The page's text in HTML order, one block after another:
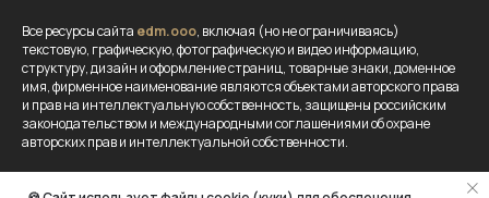
Все ресурсы сайта edm.ooo, включая (но не ограничиваясь)
текстовую, графическую, фотографическую и видео информацию,
структуру, дизайн и оформление страниц, товарные знаки, доменное
имя, фирменное наименование являются объектами авторского права
и прав на интеллектуальную собственность, защищены российским
законодательством и международными соглашениями об охране
авторских прав и интеллектуальной собственности.